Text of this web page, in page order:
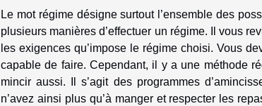
Le mot régime désigne surtout l’ensemble des
plusieurs manières d’effectuer un régime. Il vous
les exigences qu’impose le régime choisi. Vous
capable de faire. Cependant, il y a une méthode
mincir aussi. Il s’agit des programmes
n’avez ainsi plus qu’à manger et respecter les